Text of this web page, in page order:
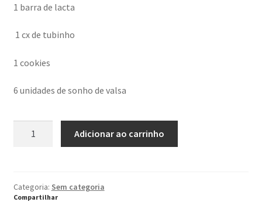
1 barra de lacta
1 cx de tubinho
1 cookies
6 unidades de sonho de valsa
quantidade
Adicionar ao carrinho
Categoria: Sem categoria
Compartilhar